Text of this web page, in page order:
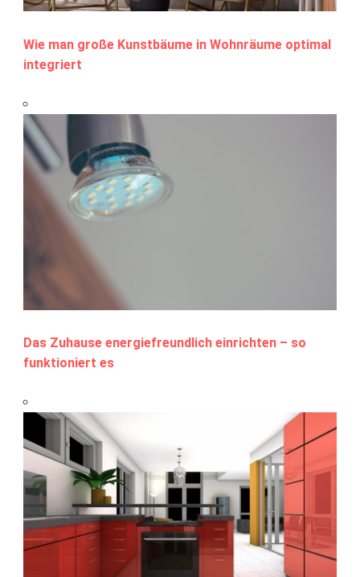
Wie man große Kunstbäume in Wohnräume optimal
integriert
Das Zuhause energiefreundlich einrichten – so
funktioniert es